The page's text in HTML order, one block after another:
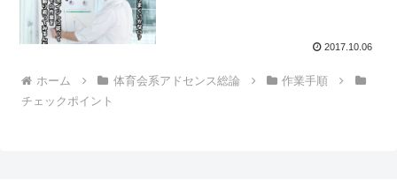
2017.10.06
ホーム 体育会系アドセンス総論
作業手順
チェックポイント